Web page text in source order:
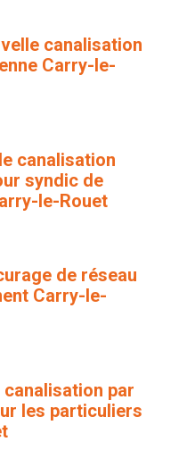
canalisation
Carry-le-
canalisation
syndic de
le-Rouet
de réseau
Carry-le-
par
les particuliers